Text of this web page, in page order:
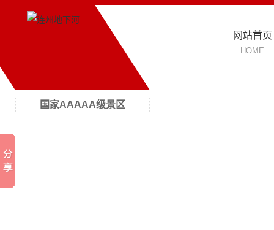
网站首页
HOME
国家AAAAA级景区